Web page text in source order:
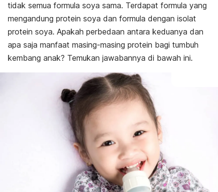
tidak semua formula soya sama. Terdapat formula yang
mengandung protein soya dan formula dengan isolat
protein soya. Apakah perbedaan antara keduanya dan
apa saja manfaat masing-masing protein bagi tumbuh
kembang anak? Temukan jawabannya di bawah ini.